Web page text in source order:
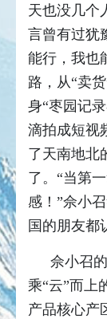
天也没几个
言曾有过犹
能行，我也
路，从“卖货
身“枣园记
滴拍成短视
了天南地北
了。 “当第
感！ ”佘小
国的朋友都
佘小召
乘“云”而上
产品核心产